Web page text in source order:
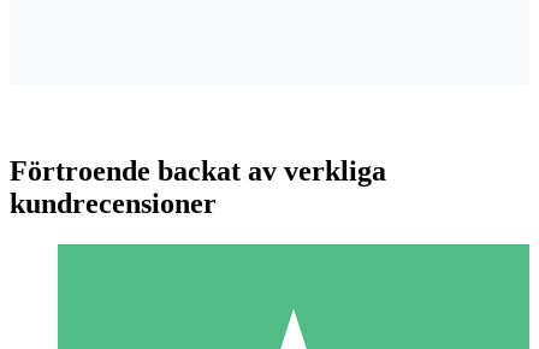
Förtroende backat av verkliga
kundrecensioner